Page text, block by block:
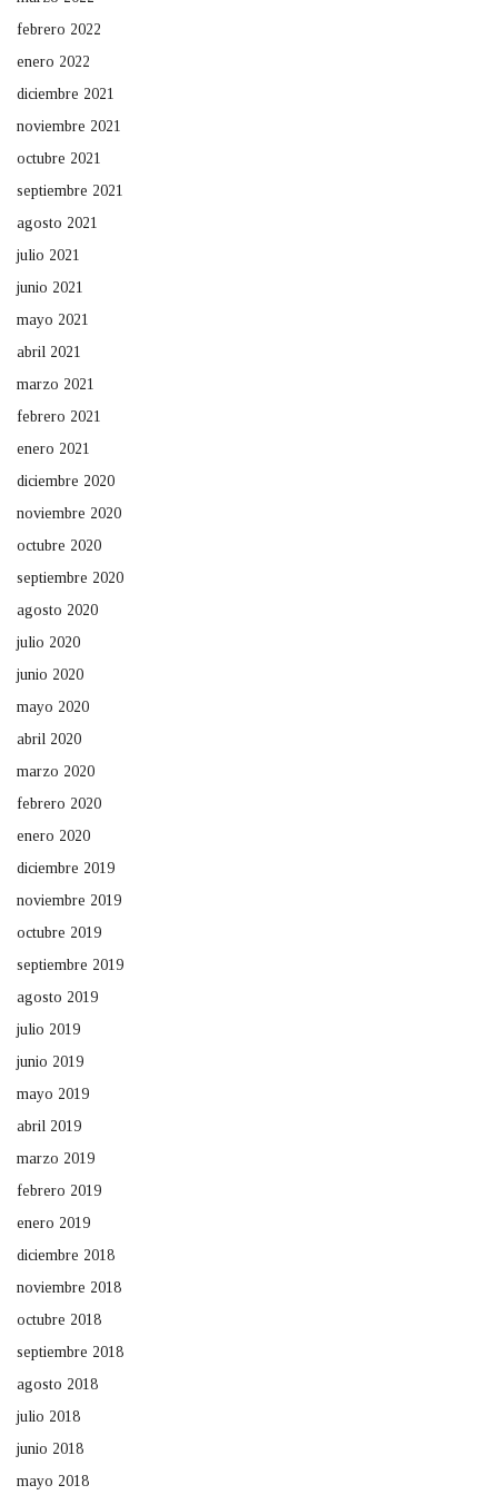
febrero 2022
enero 2022
diciembre 2021
noviembre 2021
octubre 2021
septiembre 2021
agosto 2021
julio 2021
junio 2021
mayo 2021
abril 2021
marzo 2021
febrero 2021
enero 2021
diciembre 2020
noviembre 2020
octubre 2020
septiembre 2020
agosto 2020
julio 2020
junio 2020
mayo 2020
abril 2020
marzo 2020
febrero 2020
enero 2020
diciembre 2019
noviembre 2019
octubre 2019
septiembre 2019
agosto 2019
julio 2019
junio 2019
mayo 2019
abril 2019
marzo 2019
febrero 2019
enero 2019
diciembre 2018
noviembre 2018
octubre 2018
septiembre 2018
agosto 2018
julio 2018
junio 2018
mayo 2018